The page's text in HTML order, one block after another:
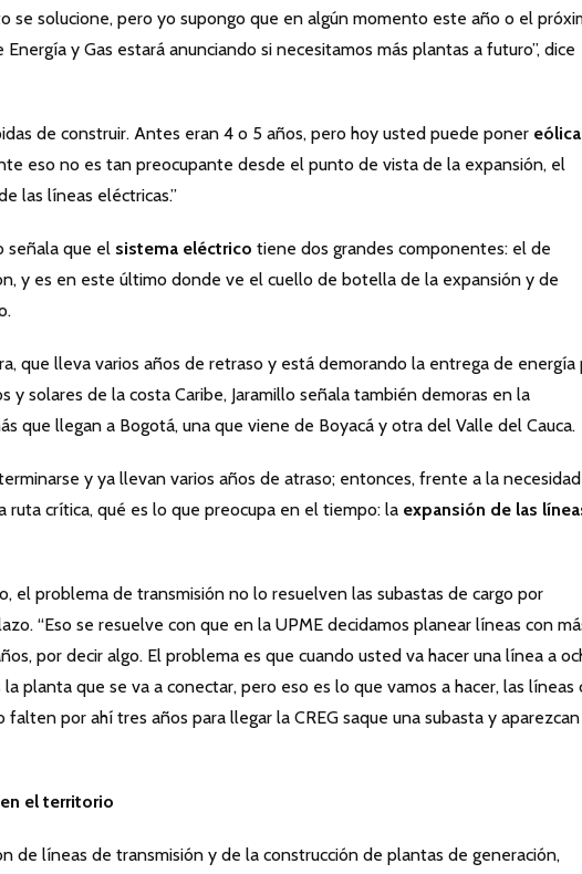
se solucione, pero yo supongo que en algún momento este año o el
y Gas estará anunciando si necesitamos más plantas a futuro”, dice
de construir. Antes eran 4 o 5 años, pero hoy usted puede poner
eso no es tan preocupante desde el punto de vista de la expansión, el
las líneas eléctricas.”
señala que el sistema eléctrico tiene dos grandes componentes: el de
y es en este último donde ve el cuello de botella de la expansión y de
que lleva varios años de retraso y está demorando la entrega de energía
y solares de la costa Caribe, Jaramillo señala también demoras en la
que llegan a Bogotá, una que viene de Boyacá y otra del Valle del Cauca.
y ya llevan varios años de atraso; entonces, frente a la
ruta crítica, qué es lo que preocupa en el tiempo: la expansión de las
el problema de transmisión no lo resuelven las subastas de cargo por
“Eso se resuelve con que en la UPME decidamos planear líneas con
por decir algo. El problema es que cuando usted va hacer una línea a
planta que se va a conectar, pero eso es lo que vamos a hacer, las líneas
por ahí tres años para llegar la CREG saque una subasta y
el territorio
de líneas de transmisión y de la construcción de plantas de generación,